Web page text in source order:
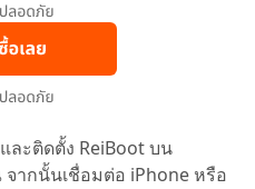
ะติดตั้ง ReiBoot บน
ากนั้นเชื่อมต่อ iPhone หรือ